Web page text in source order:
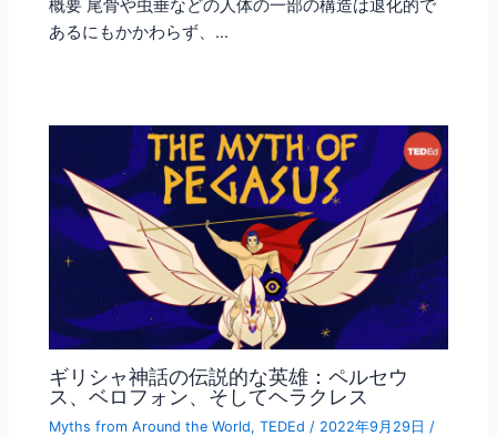
概要 尾骨や虫垂などの人体の一部の構造は退化的で
あるにもかかわらず、…
ギリシャ神話の伝説的な英雄：ペルセウ
ス、ベロフォン、そしてヘラクレス
Myths from Around the World,TEDEd / 2022年9月29日 /